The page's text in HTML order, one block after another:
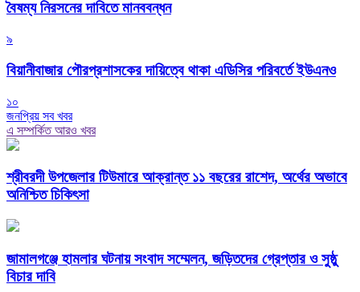
বৈষম্য নিরসনের দাবিতে মানববন্ধন
৯
বিয়ানীবাজার পৌরপ্রশাসকের দায়িত্বে থাকা এডিসির পরিবর্তে ইউএনও
১০
জনপ্রিয় সব খবর
এ সম্পর্কিত আরও খবর
শ্রীবরদী উপজেলার টিউমারে আক্রান্ত ১১ বছরের রাশেদ, অর্থের অভাবে
অনিশ্চিত চিকিৎসা
জামালগঞ্জে হামলার ঘটনায় সংবাদ সম্মেলন, জড়িতদের গ্রেপ্তার ও সুষ্ঠু
বিচার দাবি